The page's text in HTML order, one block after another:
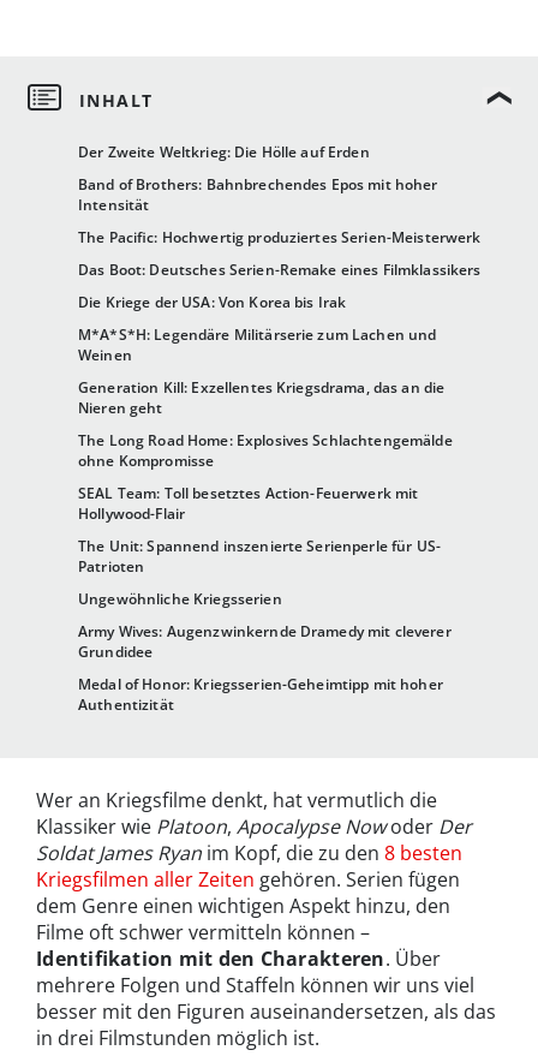
Der Zweite Weltkrieg: Die Hölle auf Erden
Band of Brothers: Bahnbrechendes Epos mit hoher
Intensität
The Pacific: Hochwertig produziertes Serien-Meisterwerk
Das Boot: Deutsches Serien-Remake eines Filmklassikers
Die Kriege der USA: Von Korea bis Irak
M*A*S*H: Legendäre Militärserie zum Lachen und
Weinen
Generation Kill: Exzellentes Kriegsdrama, das an die
Nieren geht
The Long Road Home: Explosives Schlachtengemälde
ohne Kompromisse
SEAL Team: Toll besetztes Action-Feuerwerk mit
Hollywood-Flair
The Unit: Spannend inszenierte Serienperle für US-
Patrioten
Ungewöhnliche Kriegsserien
Army Wives: Augenzwinkernde Dramedy mit cleverer
Grundidee
Medal of Honor: Kriegsserien-Geheimtipp mit hoher
Authentizität
Wer an Kriegsfilme denkt, hat vermutlich die
Klassiker wie Platoon, Apocalypse Nowoder Der
Soldat James Ryan im Kopf, die zu den 8 besten
Kriegsfilmen aller Zeiten gehören. Serien fügen
dem Genre einen wichtigen Aspekt hinzu, den
Filme oft schwer vermitteln können –
Identifikation mit den Charakteren. Über
mehrere Folgen und Staffeln können wir uns viel
besser mit den Figuren auseinandersetzen, als das
in drei Filmstunden möglich ist.